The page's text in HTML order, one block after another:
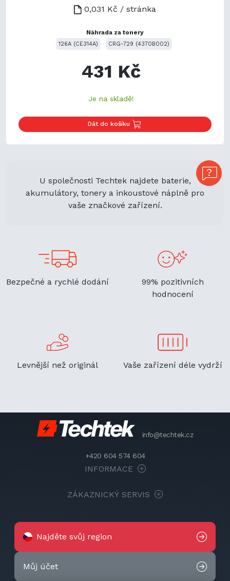
0,031 Kč / stránka
Náhrada za tonery
126A (CE314A) CRG-729 (4370B002)
431 Kč
Je na skladě!
Dát do košíku
U společnosti Techtek najdete baterie,
akumulátory, tonery a inkoustové náplně pro
vaše značkové zařízení.
Bezpečné a rychlé dodání
99% pozitivních
hodnocení
Levnější než originál Vaše zařízení déle vydrží
info@techtek.cz
+420 604 574 604
INFORMACE
ZÁKAZNICKÝ SERVIS
Najděte svůj region
Můj účet